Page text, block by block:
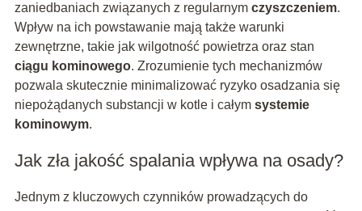
zaniedbaniach związanych z regularnym czyszczeniem.
Wpływ na ich powstawanie mają także warunki
zewnętrzne, takie jak wilgotność powietrza oraz stan
ciągu kominowego. Zrozumienie tych mechanizmów
pozwala skutecznie minimalizować ryzyko osadzania się
niepożądanych substancji w kotle i całym systemie
kominowym.
Jak zła jakość spalania wpływa na osady?
Jednym z kluczowych czynników prowadzących do